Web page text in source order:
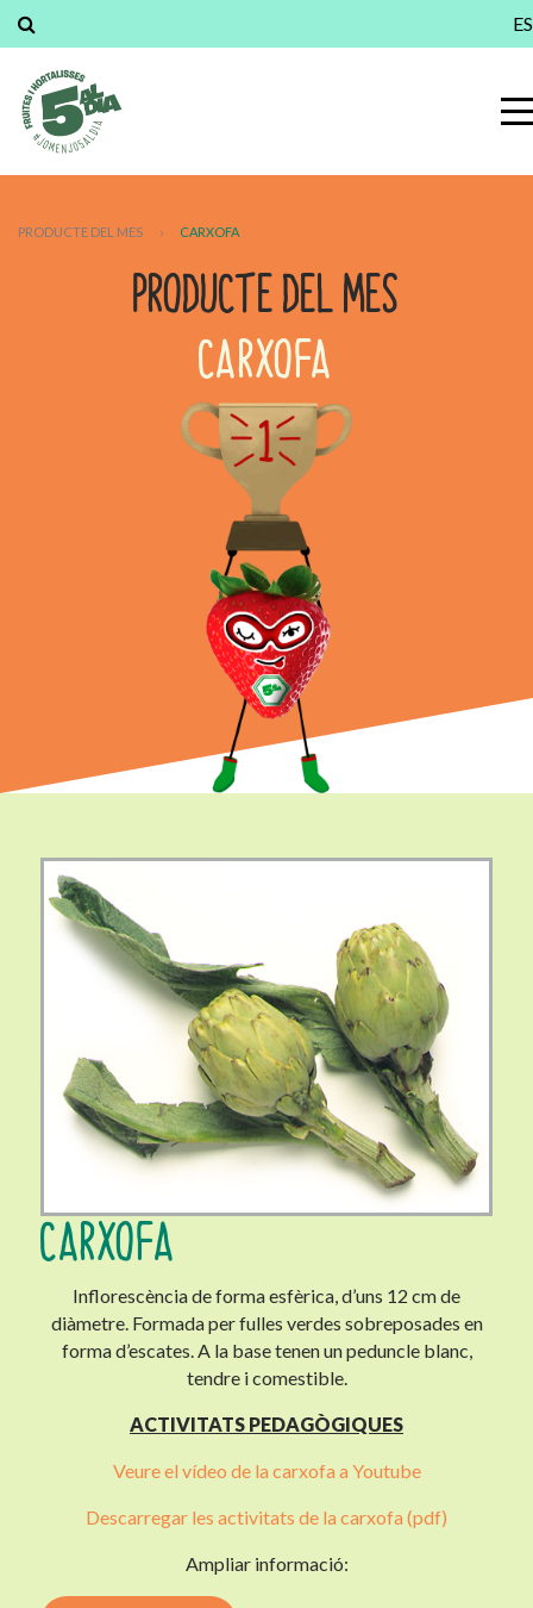
ES
PRODUCTE DEL MES › CARXOFA
PRODUCTE DEL MES
CARXOFA
CARXOFA
Inflorescència de forma esfèrica, d’uns 12 cm de
diàmetre. Formada per fulles verdes sobreposades en
forma d’escates. A la base tenen un peduncle blanc,
tendre i comestible.
ACTIVITATS PEDAGÒGIQUES
Veure el vídeo de la carxofa a Youtube
Descarregar les activitats de la carxofa (pdf)
Ampliar informació: